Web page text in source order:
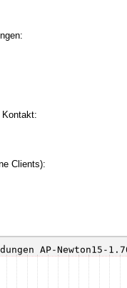
Kontakt:
Clients):